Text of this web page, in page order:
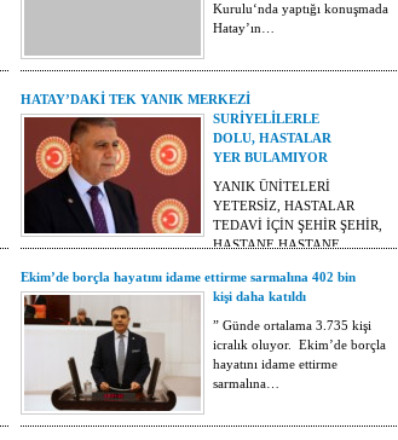
Kurulu‘nda yaptığı konuşmada
Hatay’ın…
HATAY’DAKİ TEK YANIK MERKEZİ
SURİYELİLERLE
DOLU, HASTALAR
YER BULAMIYOR
YANIK ÜNİTELERİ
YETERSİZ, HASTALAR
TEDAVİ İÇİN ŞEHİR ŞEHİR,
HASTANE HASTANE
Ekim’de borçla hayatını idame ettirme sarmalına 402 bin
kişi daha katıldı
” Günde ortalama 3.735 kişi
icralık oluyor. Ekim’de borçla
hayatını idame ettirme
sarmalına…